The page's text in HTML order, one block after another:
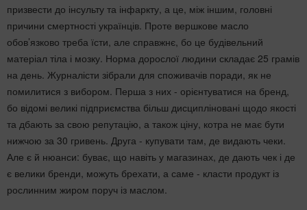
призвести до інсульту та інфаркту, а це, між іншим, головні
причини смертності українців. Проте вершкове масло
обов’язково треба їсти, але справжнє, бо це будівельний
матеріал тіла і мозку. Норма дорослої людини складає 25 грамів
на день. Журналісти зібрали для споживачів поради, як не
помилитися з вибором. Перша з них - орієнтуватися на бренд,
бо відомі великі підприємства більш дисципліновані щодо якості
та дбають за свою репутацію, а також ціну, котра не має бути
нижчою за 30 гривень. Друга - купувати там, де видають чеки.
Але є й нюанси: буває, що навіть у магазинах, де дають чек і де
є велики бренди, можуть брехати, а саме - класти продукт із
рослинним жиром поруч із маслом.